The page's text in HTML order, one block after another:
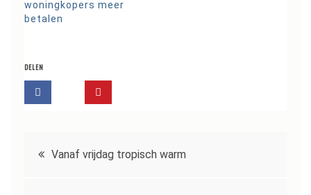
woningkopers meer
betalen
DELEN
Bericht
Vanaf vrijdag tropisch warm